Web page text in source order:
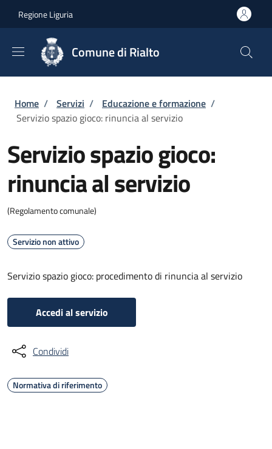
Regione Liguria
Comune di Rialto
Briciole di pane
Home / Servizi / Educazione e formazione /
Servizio spazio gioco: rinuncia al servizio
Servizio spazio gioco:
rinuncia al servizio
(Regolamento comunale)
Servizio non attivo
Servizio spazio gioco: procedimento di rinuncia al servizio
Accedi al servizio
Condividi
Normativa di riferimento